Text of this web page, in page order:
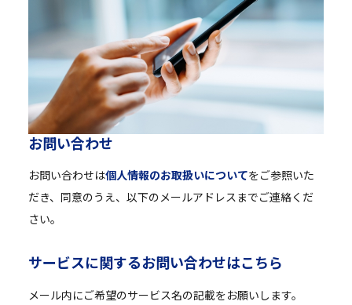
お問い合わせ
お問い合わせは個人情報のお取扱いについてをご参照いた
だき、同意のうえ、以下のメールアドレスまでご連絡くだ
さい。
サービスに関するお問い合わせはこちら
メール内にご希望のサービス名の記載をお願いします。